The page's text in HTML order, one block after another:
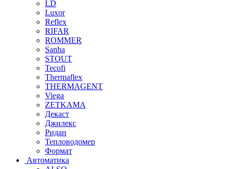
LD
Luxor
Reflex
RIFAR
ROMMER
Sanha
STOUT
Tecofi
Thermaflex
THERMAGENT
Viega
ZETKAMA
Декаст
Джилекс
Ридан
Тепловодомер
Формат
Автоматика